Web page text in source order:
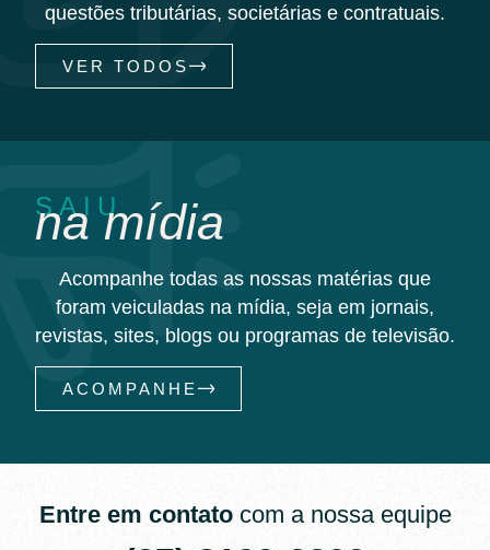
questões tributárias, societárias e contratuais.
VER TODOS
SAIU
na mídia
Acompanhe todas as nossas matérias que
foram veiculadas na mídia, seja em jornais,
revistas, sites, blogs ou programas de televisão.
ACOMPANHE
Entre em contatocom a nossa equipe